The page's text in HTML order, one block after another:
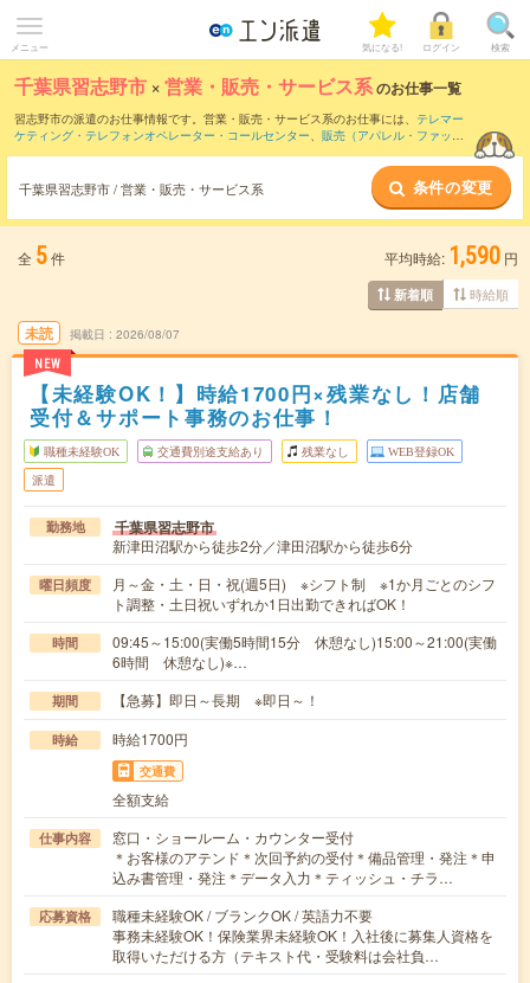
メニュー 気になる! ログイン 検索
千葉県習志野市 ×営業・販売・サービス系のお仕事一覧
習志野市の派遣のお仕事情報です。営業・販売・サービス系のお仕事には、 テレマー
ケティング・テレフォンオペレーター・コールセンター、 販売（アパレル・ファッシ
などのこだわり条件で絞り込んでいただけま
す。
千葉県習志野市 / 営業・販売・サービス系 条件の変更
全 5件 平均時給: 1,590 円
新着順 時給順
未読
NEW
掲載日 2026/08/07
【未経験OK！】時給1700円×残業なし！店舗
受付＆サポート事務のお仕事！
職種未経験OK 交通費別途支給あり 残業なし WEB登録OK
派遣
勤務地 千葉県習志野市
新津田沼駅から徒歩2分／津田沼駅から徒歩6分
曜日頻度
月～金・土・日・祝(週5日) ※シフト制 ※1か月ごとのシフ
ト調整・土日祝いずれか1日出勤できればOK！
時間
09:45～15:00(実働5時間15分 休憩なし)15:00～21:00(実働
6時間 休憩なし)※…
期間 【急募】即日～長期 ※即日～！
時給 時給1700円
交通費
全額支給
仕事内容
窓口・ショールーム・カウンター受付
＊お客様のアテンド＊次回予約の受付＊備品管理・発注＊申
込み書管理・発注＊データ入力＊ティッシュ・チラ…
応募資格
職種未経験OK / ブランクOK / 英語力不要
事務未経験OK！保険業界未経験OK！入社後に募集人資格を
取得いただける方（テキスト代・受験料は会社負…